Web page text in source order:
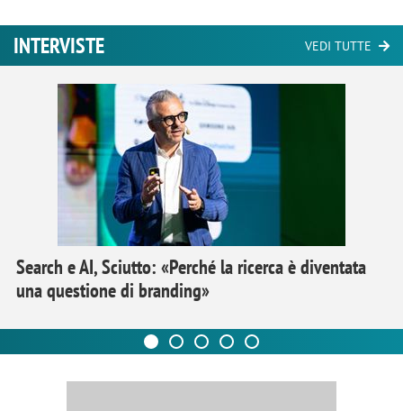
INTERVISTE VEDI TUTTE
Search e AI, Sciutto: «Perché la ricerca è diventata
una questione di branding»